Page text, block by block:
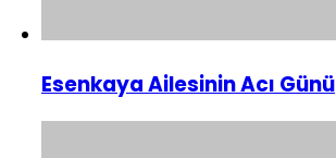
Esenkaya Ailesinin Acı Günü